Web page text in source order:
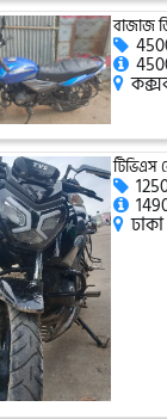
বাজাজ
টিভিএস
ঢাকা